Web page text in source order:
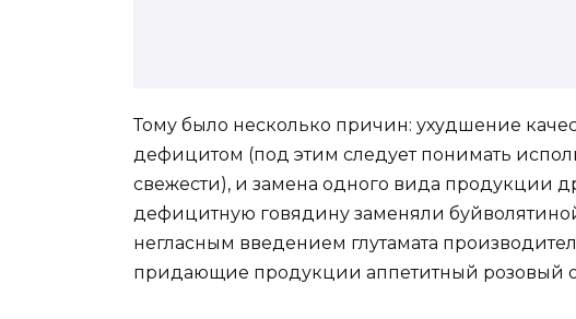
Тому было несколько причин: ухудшение
дефицитом (под этим следует понимать
свежести), и замена одного вида продукции
дефицитную говядину заменяли
негласным введением глутамата
придающие продукции аппетитный розовый